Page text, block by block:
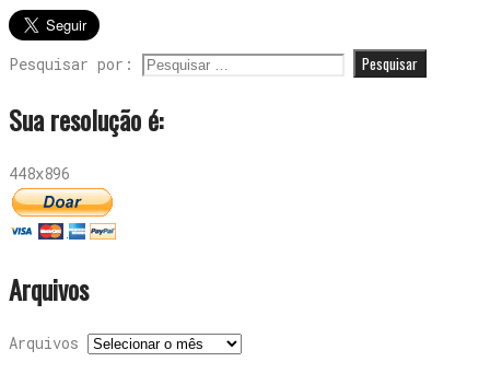
Pesquisar por:
Sua resolução é:
448x896
Arquivos
Arquivos